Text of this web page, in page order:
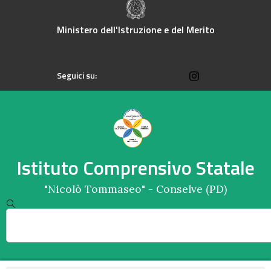
Ministero dell'Istruzione e del Merito
Seguici su:
Istituto Comprensivo Statale
"Nicolò Tommaseo" - Conselve (PD)